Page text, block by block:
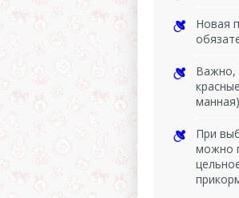
Новая
Важно,
При
можно